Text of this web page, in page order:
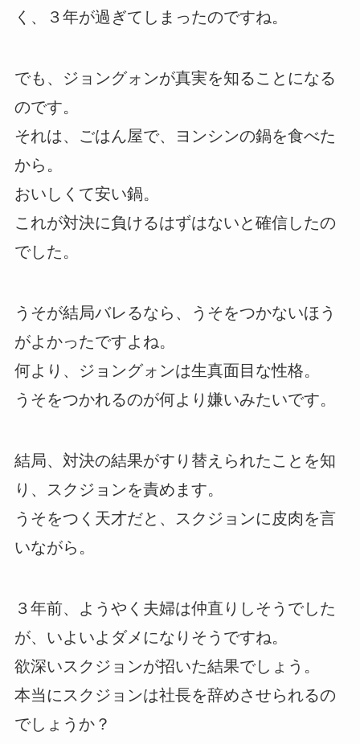
く、３年が過ぎてしまったのですね。
でも、ジョングォンが真実を知ることになる
のです。
それは、ごはん屋で、ヨンシンの鍋を食べた
から。
おいしくて安い鍋。
これが対決に負けるはずはないと確信したの
でした。
うそが結局バレるなら、うそをつかないほう
がよかったですよね。
何より、ジョングォンは生真面目な性格。
うそをつかれるのが何より嫌いみたいです。
結局、対決の結果がすり替えられたことを知
り、スクジョンを責めます。
うそをつく天才だと、スクジョンに皮肉を言
いながら。
３年前、ようやく夫婦は仲直りしそうでした
が、いよいよダメになりそうですね。
欲深いスクジョンが招いた結果でしょう。
本当にスクジョンは社長を辞めさせられるの
でしょうか？